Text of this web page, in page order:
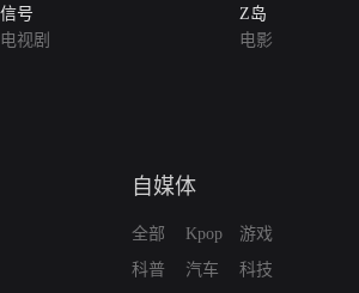
信号
电视剧
Z岛
电影
自媒体
全部
科普
Kpop
汽车
游戏
科技